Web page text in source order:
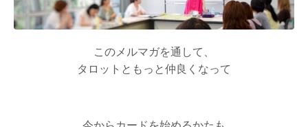
このメルマガを通して、
タロットともっと仲良くなって